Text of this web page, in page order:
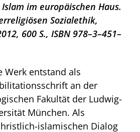
im europäischen Haus.
Sozialethik,
600 S., ISBN 978–3–451–
Werk entstand als
an der
Fakultät der Ludwig-
München. Als
islamischen Dialog